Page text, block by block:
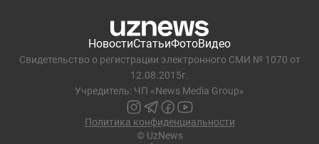
НовостиСтатьиФотоВидео
Свидетельство о регистрации электронного СМИ № 1070 от
12.08.2015г.
Учредитель: ЧП «News Media Group»
Политика конфиденциальности
© UzNews